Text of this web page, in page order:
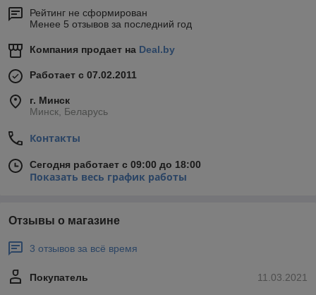
Рейтинг не сформирован
Менее 5 отзывов за последний год
Компания продает на Deal.by
Работает с 07.02.2011
г. Минск
Минск, Беларусь
Контакты
Сегодня работает с 09:00 до 18:00
Показать весь график работы
Отзывы о магазине
3 отзывов за всё время
11.03.2021
Покупатель